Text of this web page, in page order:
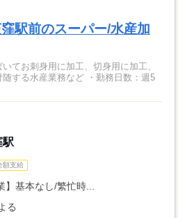
駅前のスーパー/水産加
てお刺身用に加工、切身用に加工、
業務など ・勤務日数：週5
駅
額支給
基本なし/繁忙時...
る